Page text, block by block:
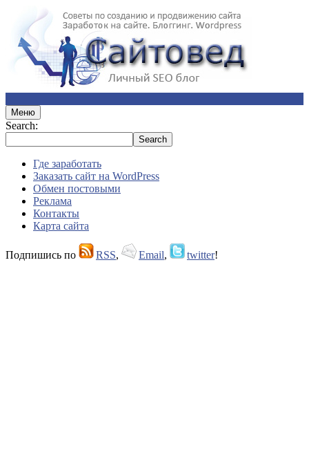
Меню
Search:
Где заработать
Заказать сайт на WordPress
Обмен постовыми
Реклама
Контакты
Карта сайта
Подпишись по RSS, Email, twitter!